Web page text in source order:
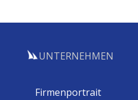
UNTERNEHMEN
Firmenportrait